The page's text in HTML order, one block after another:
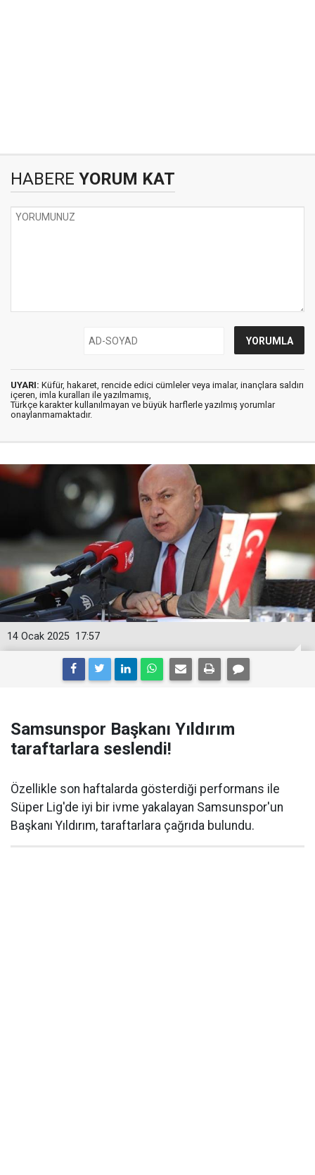
HABERE YORUM KAT
UYARI: Küfür, hakaret, rencide edici cümleler veya imalar, inançlara saldırı
içeren, imla kuralları ile yazılmamış,
Türkçe karakter kullanılmayan ve büyük harflerle yazılmış yorumlar
onaylanmamaktadır.
17:57
14 Ocak 2025
Samsunspor Başkanı Yıldırım
taraftarlara seslendi!
Özellikle son haftalarda gösterdiği performans ile
Süper Lig'de iyi bir ivme yakalayan Samsunspor'un
Başkanı Yıldırım, taraftarlara çağrıda bulundu.